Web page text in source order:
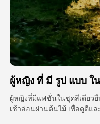
เครื่องมืออื่น ๆ
ดูเท
แกลเลอรี่
ผู้หญิง ที่ มี รูป แบบ ใ
ผู้หญิงที่มีแฟชั่นในชุดสีเดียว
เช้าอ่อนผ่านต้นไม้ เพื่อดูดีแ